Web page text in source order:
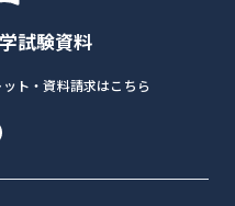
試験資料
ト・資料請求はこちら